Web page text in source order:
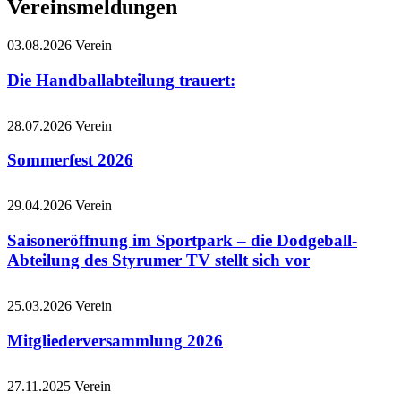
Vereinsmeldungen
03.08.2026 Verein
Die Handballabteilung trauert:
28.07.2026 Verein
Sommerfest 2026
29.04.2026 Verein
Saisoneröffnung im Sportpark – die Dodgeball-
Abteilung des Styrumer TV stellt sich vor
25.03.2026 Verein
Mitgliederversammlung 2026
27.11.2025 Verein